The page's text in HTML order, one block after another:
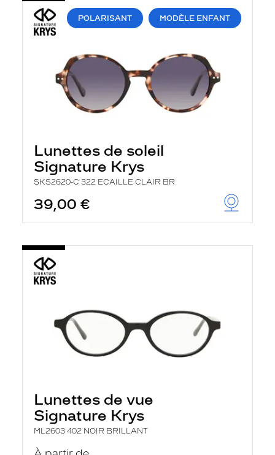
POLARISANT MODÈLE ENFANT
Lunettes de soleil
Signature Krys
SKS2620-C 322 ECAILLE CLAIR BR
39,00 €
Lunettes de vue
Signature Krys
ML2603 402 NOIR BRILLANT